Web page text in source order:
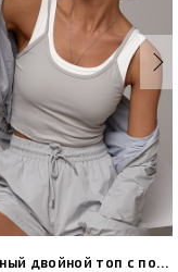
Эластичный двойной топ с поролоновыми чашечками